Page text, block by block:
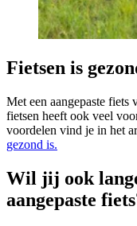
Fietsen is
Met een aangepaste
fietsen heeft ook veel
voordelen vind je in het
gezond is.
Wil jij ook
aangepaste